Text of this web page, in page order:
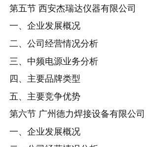
第五节 西安杰瑞达仪器有限公司
一、企业发展概况
二、公司经营情况分析
三、中频电源业务分析
四、主要品牌类型
五、主要竞争优势
第六节 广州德力焊接设备有限公司
一、企业发展概况